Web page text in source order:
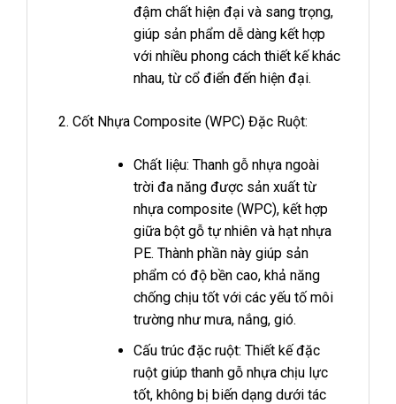
đậm chất hiện đại và sang trọng,
giúp sản phẩm dễ dàng kết hợp
với nhiều phong cách thiết kế khác
nhau, từ cổ điển đến hiện đại.
Cốt Nhựa Composite (WPC) Đặc Ruột:
Chất liệu: Thanh gỗ nhựa ngoài
trời đa năng được sản xuất từ
nhựa composite (WPC), kết hợp
giữa bột gỗ tự nhiên và hạt nhựa
PE. Thành phần này giúp sản
phẩm có độ bền cao, khả năng
chống chịu tốt với các yếu tố môi
trường như mưa, nắng, gió.
Cấu trúc đặc ruột: Thiết kế đặc
ruột giúp thanh gỗ nhựa chịu lực
tốt, không bị biến dạng dưới tác